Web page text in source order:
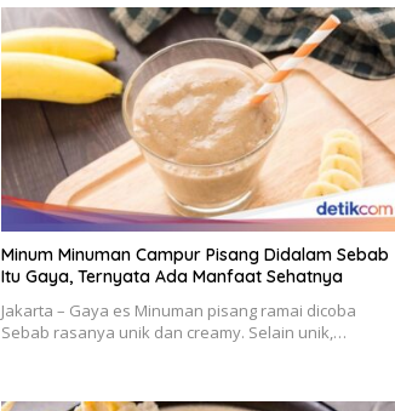
Minum Minuman Campur Pisang Didalam Sebab
Itu Gaya, Ternyata Ada Manfaat Sehatnya
Jakarta – Gaya es Minuman pisang ramai dicoba
Sebab rasanya unik dan creamy. Selain unik,…